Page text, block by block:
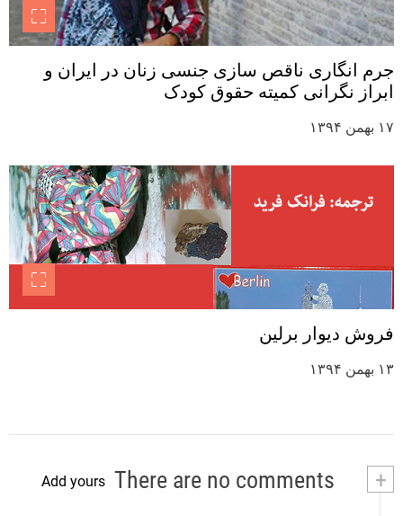
جرم انگاری ناقص سازی جنسی زنان در ایران و
ابراز نگرانی کمیته حقوق کودک
۱۷ بهمن ۱۳۹۴
فروش دیوار برلین
۱۳ بهمن ۱۳۹۴
+
Add yours